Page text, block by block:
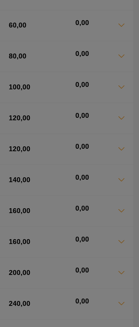
60,00 0,00
80,00 0,00
100,00 0,00
120,00 0,00
120,00 0,00
140,00 0,00
160,00 0,00
160,00 0,00
200,00 0,00
240,00 0,00